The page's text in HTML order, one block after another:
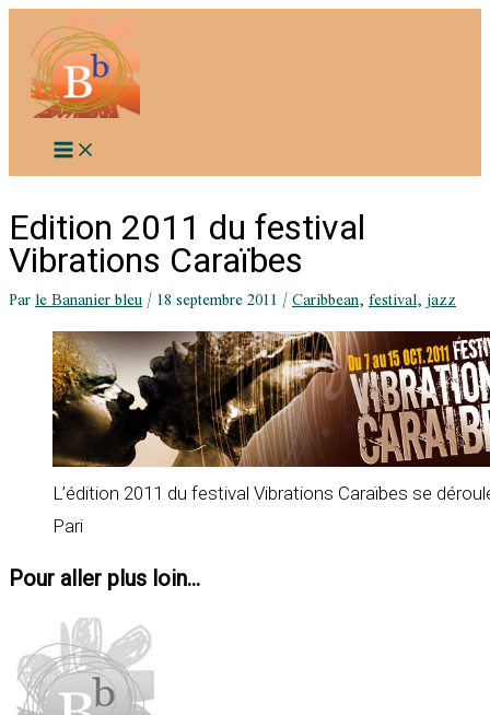
contenu
Edition 2011 du festival
Vibrations Caraïbes
Parle Bananier bleu/18 septembre 2011/Caribbean,festival,jazz
L’édition 2011 du festival Vibrations Caraïbes se
Pari
Pour aller plus loin...